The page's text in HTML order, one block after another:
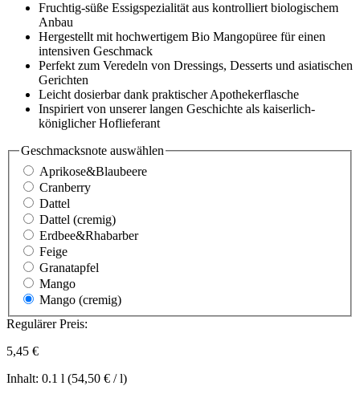
Fruchtig-süße Essigspezialität aus kontrolliert biologischem
Anbau
Hergestellt mit hochwertigem Bio Mangopüree für einen
intensiven Geschmack
Perfekt zum Veredeln von Dressings, Desserts und asiatischen
Gerichten
Leicht dosierbar dank praktischer Apothekerflasche
Inspiriert von unserer langen Geschichte als kaiserlich-
königlicher Hoflieferant
Geschmacksnote auswählen
Aprikose&Blaubeere
Cranberry
Dattel
Dattel (cremig)
Erdbee&Rhabarber
Feige
Granatapfel
Mango
Mango (cremig)
Regulärer Preis:
5,45 €
Inhalt: 0.1 l (54,50 € / l)